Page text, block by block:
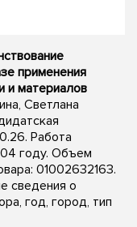
применения
и материалов
Светлана
Работа
году. Объем
01002632163.
сведения о
год, город, тип